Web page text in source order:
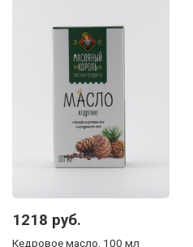
1218 руб.
Кедровое масло, 100 мл